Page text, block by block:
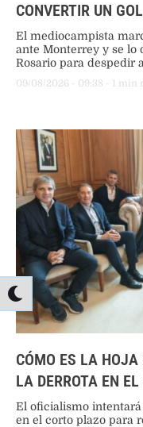
CONVERTIR UN
El mediocampista
ante Monterrey y se lo
Rosario para despedir
09/08/2026 - 09:38 - min
CÓMO ES LA HOJA
LA DERROTA EN
El oficialismo
en el corto plazo para